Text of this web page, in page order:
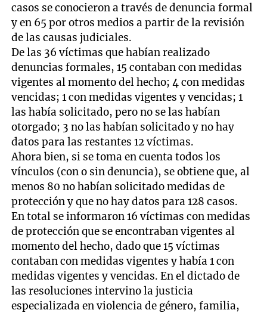
casos se conocieron a través de denuncia formal
y en 65 por otros medios a partir de la revisión
de las causas judiciales.
De las 36 víctimas que habían realizado
denuncias formales, 15 contaban con medidas
vigentes al momento del hecho; 4 con medidas
vencidas; 1 con medidas vigentes y vencidas; 1
las había solicitado, pero no se las habían
otorgado; 3 no las habían solicitado y no hay
datos para las restantes 12 víctimas.
Ahora bien, si se toma en cuenta todos los
vínculos (con o sin denuncia), se obtiene que, al
menos 80 no habían solicitado medidas de
protección y que no hay datos para 128 casos.
En total se informaron 16 víctimas con medidas
de protección que se encontraban vigentes al
momento del hecho, dado que 15 víctimas
contaban con medidas vigentes y había 1 con
medidas vigentes y vencidas. En el dictado de
las resoluciones intervino la justicia
especializada en violencia de género, familia,